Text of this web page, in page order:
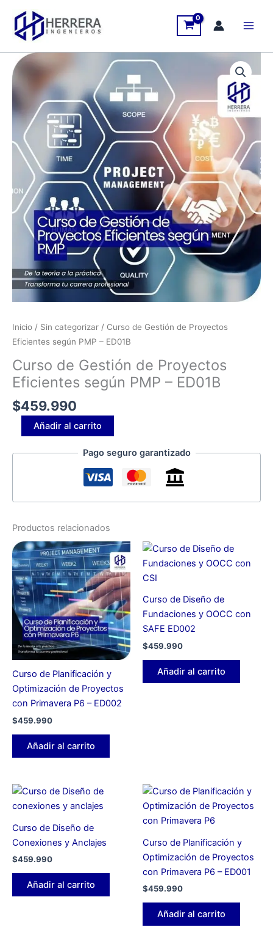
contenido
Inicio / Sin categorizar / Curso de Gestión de Proyectos
Eficientes según PMP – ED01B
Curso de Gestión de Proyectos
Eficientes según PMP – ED01B
$459.990
Curso
de
Gestión
Proyectos
Eficientes
según
PMP
ED01B
cantidad
Añadir al carrito
Pago seguro garantizado
Productos relacionados
Curso de Planificación y
Optimización de Proyectos
con Primavera P6 – ED002
$459.990
Añadir al carrito
Curso de Diseño de
Fundaciones y OOCC con
SAFE ED002
$459.990
Añadir al carrito
Curso de Diseño de
Conexiones y Anclajes
$459.990
Añadir al carrito
Curso de Planificación y
Optimización de Proyectos
con Primavera P6 – ED001
$459.990
Añadir al carrito